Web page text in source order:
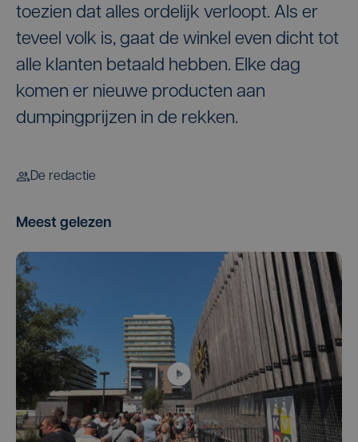
toezien dat alles ordelijk verloopt. Als er
teveel volk is, gaat de winkel even dicht tot
alle klanten betaald hebben. Elke dag
komen er nieuwe producten aan
dumpingprijzen in de rekken.
De redactie
Meest gelezen